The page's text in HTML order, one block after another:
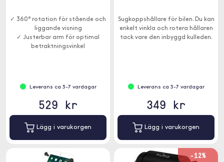
✓ 360° rotation för stående och
liggande visning
✓ Justerbar arm för optimal
betraktningsvinkel
Leverans ca 3-7 vardagar
529 kr
Lägg i varukorgen
Sugkoppshållare för bilen. Du kan
enkelt vinkla och rotera hållaren
tack vare den inbyggd kulleden.
Leverans ca 3-7 vardagar
349 kr
Lägg i varukorgen
-12%